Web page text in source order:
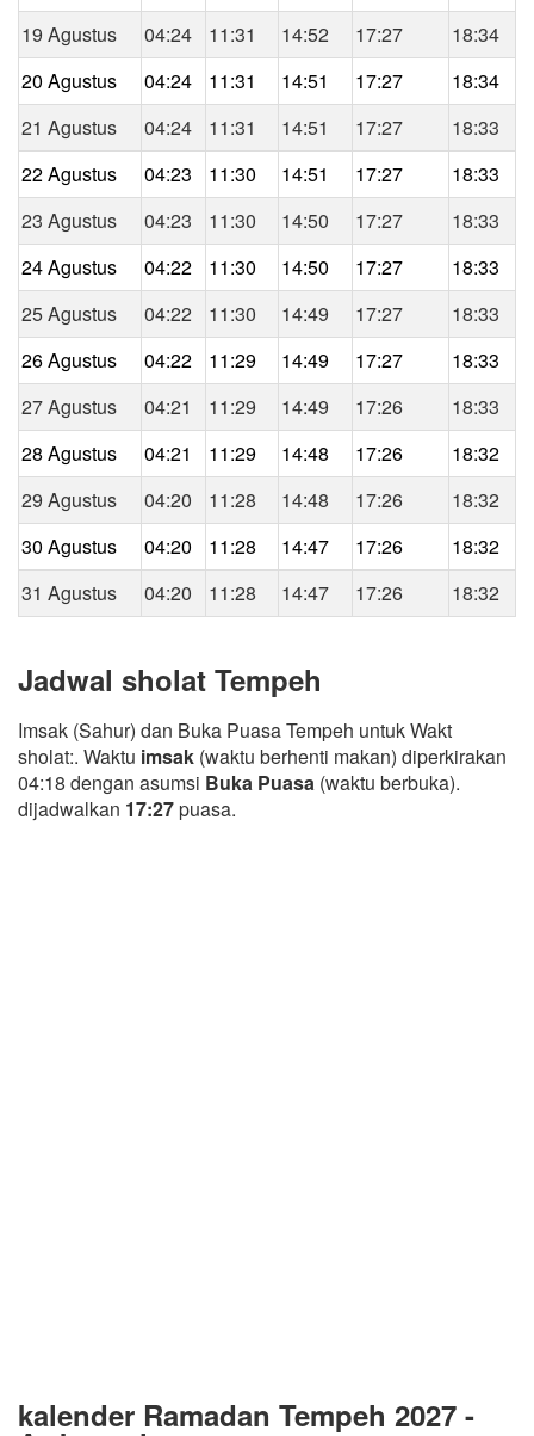
19 Agustus
04:24 11:31 14:52 17:27
18:34
20 Agustus
04:24 11:31 14:51 17:27
18:34
21 Agustus
04:24 11:31 14:51 17:27
18:33
22 Agustus
04:23 11:30 14:51 17:27
18:33
23 Agustus
04:23 11:30 14:50 17:27
18:33
24 Agustus
04:22 11:30 14:50 17:27
18:33
25 Agustus
04:22 11:30 14:49 17:27
18:33
26 Agustus
04:22 11:29 14:49 17:27
18:33
27 Agustus
04:21 11:29 14:49 17:26
18:33
28 Agustus
04:21 11:29 14:48 17:26
18:32
29 Agustus
04:20 11:28 14:48 17:26
18:32
30 Agustus
04:20 11:28 14:47 17:26
18:32
31 Agustus
04:20 11:28 14:47 17:26 18:32
Jadwal sholat Tempeh
Imsak (Sahur) dan Buka Puasa Tempeh untuk Wakt
sholat:. Waktu imsak (waktu berhenti makan) diperkirakan
04:18 dengan asumsi Buka Puasa (waktu berbuka).
dijadwalkan 17:27puasa.
kalender Ramadan Tempeh 2027 -